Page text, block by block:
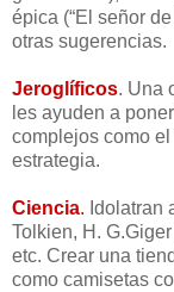
épica (“El señor
otras sugerencias.
Jeroglíficos. Una
les ayuden a
complejos como
estrategia.
Ciencia. Idolatran
Tolkien, H.
etc. Crear una
como camisetas